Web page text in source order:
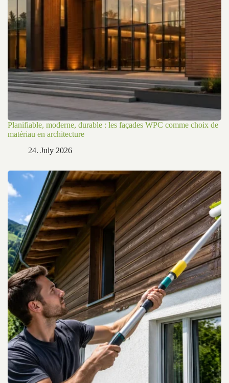
Planifiable, moderne, durable : les façades WPC comme choix de
matériau en architecture
24. July 2026